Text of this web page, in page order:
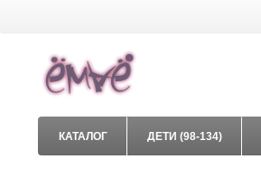
КАТАЛОГ ДЕТИ (98-134)